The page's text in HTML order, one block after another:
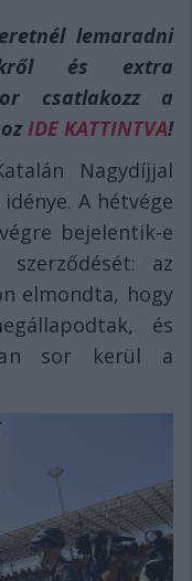
lemaradni
és extra
csatlakozz a
IDE KATTINTVA!
Nagydíjjal
A hétvége
bejelentik-e
az
elmondta, hogy
és
sor kerül a